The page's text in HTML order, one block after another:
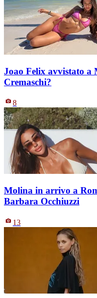
Joao Felix avvistato a
Cremaschi?
8
Molina in arrivo a
Barbara Occhiuzzi
13